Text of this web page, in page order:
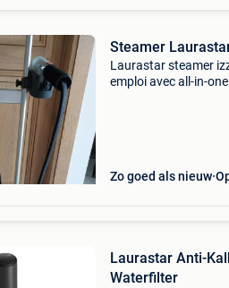
Steamer
Laurastar steamer
emploi avec all-in-
Zo goed als nieuw
Laurastar Anti-
Waterfilter